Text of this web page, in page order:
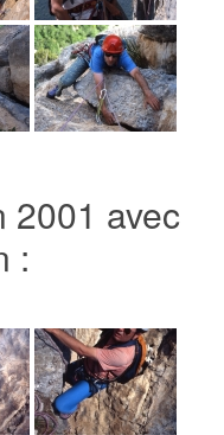
2001 avec
: